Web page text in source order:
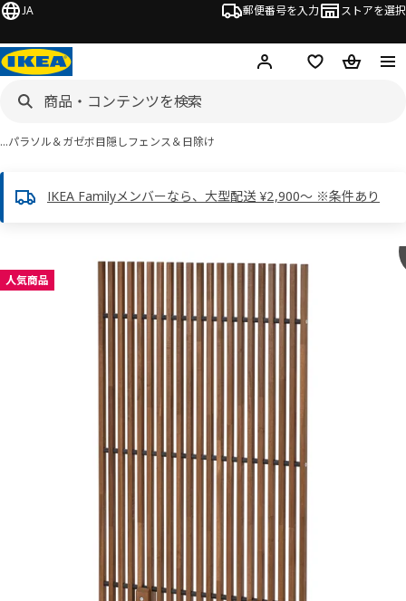
JA 郵便番号を入力 ストアを選択
ログイン・新規入会
欲しいものリスト
カート
…パラソル＆ガゼボ目隠しフェンス＆日除け
IKEA Familyメンバーなら、大型配送 ¥2,900～ ※条件あり
ネッマロー画像
キップ
人気商品